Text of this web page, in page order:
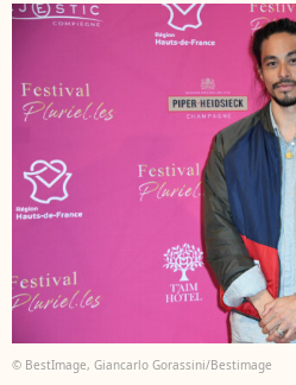
© BestImage, Giancarlo Gorassini/Bestimage